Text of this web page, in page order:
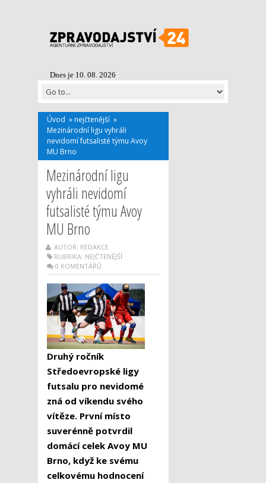
Dnes je 10. 08. 2026
Úvod » nejčtenější »
Mezinárodní ligu vyhráli
nevidomí futsalisté týmu Avoy
MU Brno
Mezinárodní ligu
vyhráli nevidomí
futsalisté týmu Avoy
MU Brno
AUTOR: REDAKCE
RUBRIKA: NEJČTENĚJŠÍ
0 KOMENTÁŘŮ
Druhý ročník
Středoevropské ligy
futsalu pro nevidomé
zná od víkendu svého
vítěze. První místo
suverénně potvrdil
domácí celek Avoy MU
Brno, když ke svému
celkovému hodnocení